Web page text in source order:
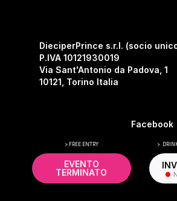
DieciperPrince s.r.l. (socio
P.IVA 10121930019
Via Sant'Antonio da Padova, 1
10121, Torino Italia
Facebook
> FREE ENTRY
EVENTO
TERMINATO
>